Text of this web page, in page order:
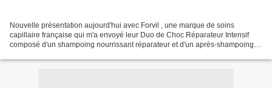
Nouvelle présentation aujourd'hui avec Forvil , une marque de soins
capillaire française qui m'a envoyé leur Duo de Choc Réparateur Intensif
composé d'un shampoing nourrissant réparateur et d'un après-shampoing